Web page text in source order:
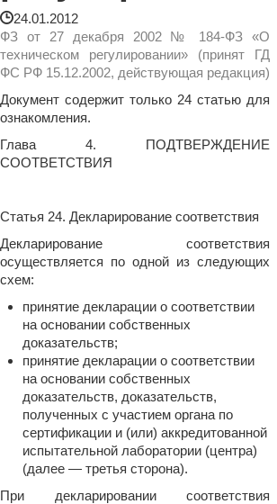
24.01.2012
ФЗ от 27 декабря 2002 № 184-ФЗ «О
техническом регулировании» (принят ГД
ФС РФ 15.12.2002, действующая редакция)
Документ содержит только 24 статью для
ознакомления.
Глава 4. ПОДТВЕРЖДЕНИЕ
СООТВЕТСТВИЯ
Статья 24. Декларирование соответствия
Декларирование соответствия
осуществляется по одной из следующих
схем:
принятие декларации о соответствии
на основании собственных
доказательств;
принятие декларации о соответствии
на основании собственных
доказательств, доказательств,
полученных с участием органа по
сертификации и (или) аккредитованной
испытательной лаборатории (центра)
(далее — третья сторона).
При декларировании соответствия